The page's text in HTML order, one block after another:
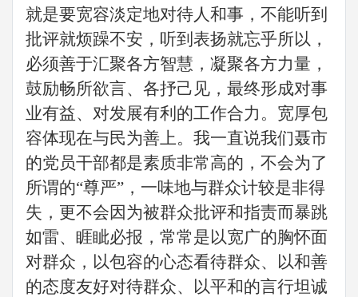
就是要宽容淡定地对待人和事，不能听到
批评就烦躁不安，听到表扬就忘乎所以，
必须善于汇聚各方智慧，凝聚各方力量，
鼓励畅所欲言、各抒己见，最终形成对事
业有益、对发展有利的工作合力。宽厚包
容体现在与民为善上。我一直说我们聂市
的党员干部都是素质非常高的，不会为了
所谓的“尊严”，一味地与群众计较是非得
失，更不会因为被群众批评和指责而暴跳
如雷、睚眦必报，常常是以宽广的胸怀面
对群众，以包容的心态看待群众、以和善
的态度友好对待群众、以平和的言行坦诚